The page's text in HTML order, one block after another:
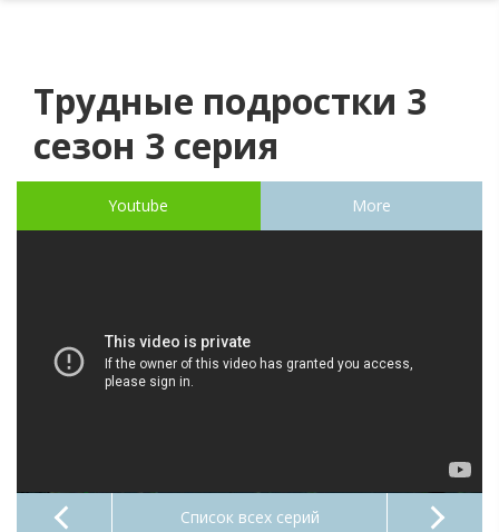
Трудные подростки 3
сезон 3 серия
Youtube More
Список всех серий